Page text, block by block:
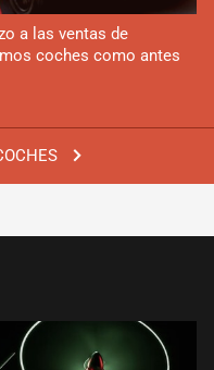
a las ventas de
coches como antes